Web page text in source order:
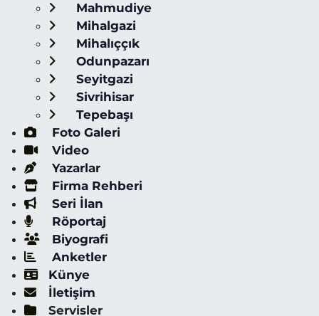
Mahmudiye
Mihalgazi
Mihalıççık
Odunpazarı
Seyitgazi
Sivrihisar
Tepebaşı
Foto Galeri
Video
Yazarlar
Firma Rehberi
Seri İlan
Röportaj
Biyografi
Anketler
Künye
İletişim
Servisler